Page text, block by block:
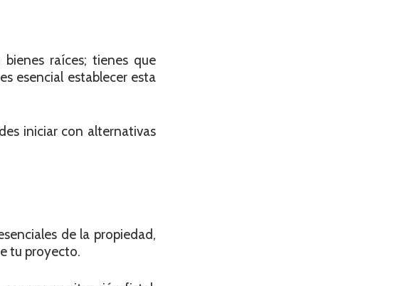
raíces; tienes que
esencial establecer esta
iniciar con alternativas
de la propiedad,
tu proyecto.